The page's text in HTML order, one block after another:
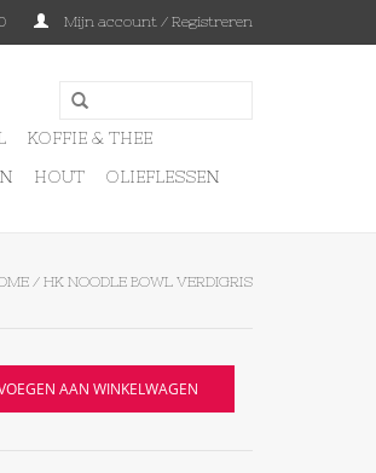
Mijn account / Registreren
KOFFIE & THEE
HOUT OLIEFLESSEN
/ HK NOODLE BOWL VERDIGRIS
AAN WINKELWAGEN